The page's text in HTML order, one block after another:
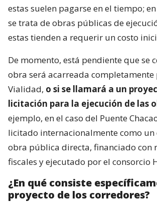
estas suelen pagarse en el tiempo;
se trata de obras públicas de
estas tienden a requerir un costo
De momento, está pendiente que se
obra será acarreada
Vialidad, o si se llamará a un
licitación para la ejecución de las
ejemplo, en el caso del Puente
licitado internacionalmente como un
obra pública directa, financiado con
fiscales y ejecutado por el consorcio
¿En qué consiste
proyecto de los corredores?